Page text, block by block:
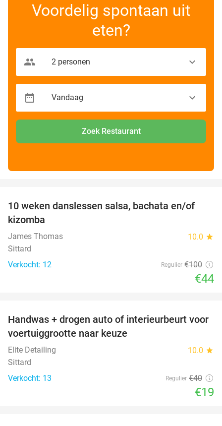
Voordelig spontaan uit
eten?
Zoek Restaurant
56%
10 weken danslessen salsa, bachata en/of
kizomba
James Thomas 10.0 star
Sittard
Verkocht: 12
Regulier €100
€44
53%
Handwas + drogen auto of interieurbeurt voor
voertuiggrootte naar keuze
Elite Detailing 10.0 star
Sittard
Verkocht: 13
Regulier €40
€19